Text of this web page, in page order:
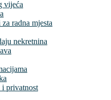
vijeća
radna mjesta
nekretnina
privatnost